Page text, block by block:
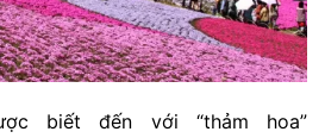
biết đến với “thảm hoa”